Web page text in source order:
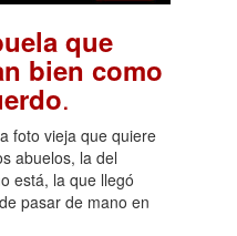
que
bien como
.
foto vieja que quiere
abuelos, la del
está, la que llegó
pasar de mano en